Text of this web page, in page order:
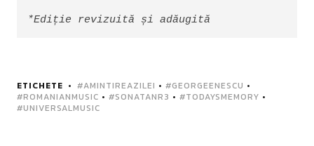
*Ediție revizuită și adăugită
ETICHETE #AMINTIREAZILEI • #GEORGEENESCU •
#ROMANIANMUSIC • #SONATANR3 • #TODAYSMEMORY •
#UNIVERSALMUSIC